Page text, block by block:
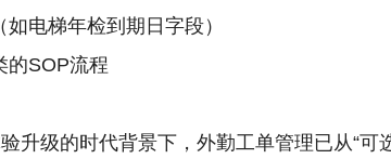
电梯年检到期日字段）
SOP流程
升级的时代背景下，外勤工单管理已从“可